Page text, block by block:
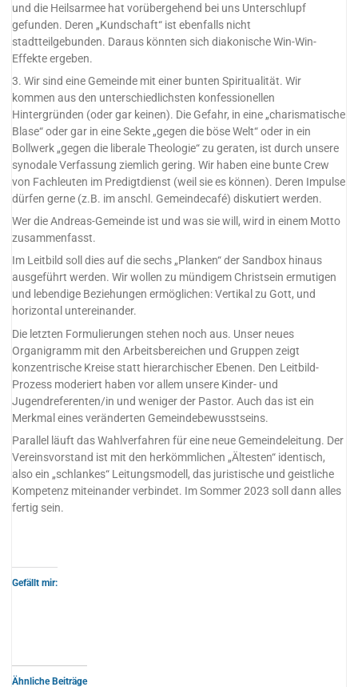
und die Heilsarmee hat vorübergehend bei uns Unterschlupf
gefunden. Deren „Kundschaft“ ist ebenfalls nicht
stadtteilgebunden. Daraus könnten sich diakonische Win-Win-
Effekte ergeben.
3. Wir sind eine Gemeinde mit einer bunten Spiritualität. Wir
kommen aus den unterschiedlichsten konfessionellen
Hintergründen (oder gar keinen). Die Gefahr, in eine „charismatische
Blase“ oder gar in eine Sekte „gegen die böse Welt“ oder in ein
Bollwerk „gegen die liberale Theologie“ zu geraten, ist durch unsere
synodale Verfassung ziemlich gering. Wir haben eine bunte Crew
von Fachleuten im Predigtdienst (weil sie es können). Deren Impulse
dürfen gerne (z.B. im anschl. Gemeindecafé) diskutiert werden.
Wer die Andreas-Gemeinde ist und was sie will, wird in einem Motto
zusammenfasst.
Im Leitbild soll dies auf die sechs „Planken“ der Sandbox hinaus
ausgeführt werden. Wir wollen zu mündigem Christsein ermutigen
und lebendige Beziehungen ermöglichen: Vertikal zu Gott, und
horizontal untereinander.
Die letzten Formulierungen stehen noch aus. Unser neues
Organigramm mit den Arbeitsbereichen und Gruppen zeigt
konzentrische Kreise statt hierarchischer Ebenen. Den Leitbild-
Prozess moderiert haben vor allem unsere Kinder- und
Jugendreferenten/in und weniger der Pastor. Auch das ist ein
Merkmal eines veränderten Gemeindebewusstseins.
Parallel läuft das Wahlverfahren für eine neue Gemeindeleitung. Der
Vereinsvorstand ist mit den herkömmlichen „Ältesten“ identisch,
also ein „schlankes“ Leitungsmodell, das juristische und geistliche
Kompetenz miteinander verbindet. Im Sommer 2023 soll dann alles
fertig sein.
Gefällt mir:
Ähnliche Beiträge